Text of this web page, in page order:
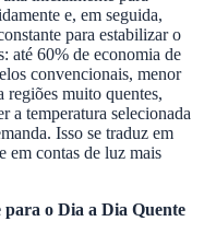
e, em seguida,
para estabilizar o
até 60% de economia de
convencionais, menor
muito quentes,
a temperatura selecionada
Isso se traduz em
em contas de luz mais
para o Dia a Dia Quente